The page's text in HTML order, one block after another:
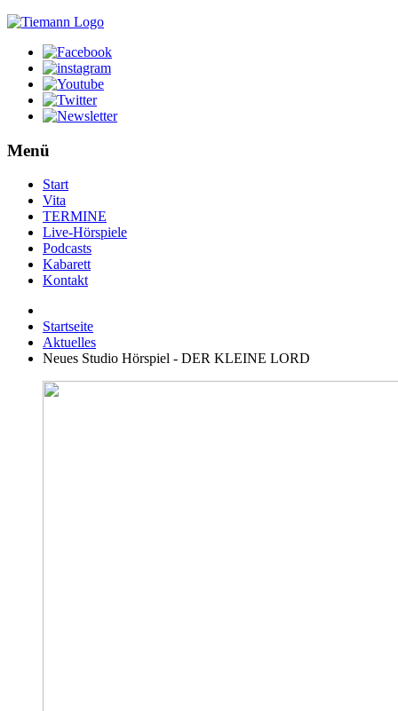
Menü
Start
Vita
TERMINE
Live-Hörspiele
Podcasts
Kabarett
Kontakt
Startseite
Aktuelles
Neues Studio Hörspiel - DER KLEINE LORD